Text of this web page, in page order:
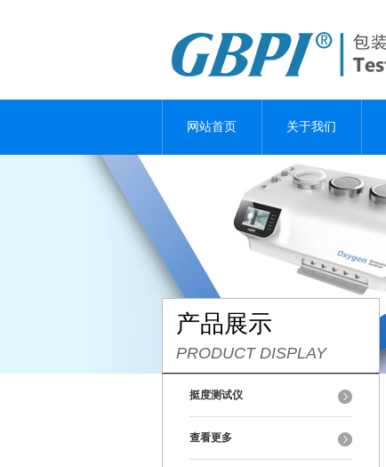
网站首页 关于我们
产品展示
PRODUCT DISPLAY
挺度测试仪
查看更多